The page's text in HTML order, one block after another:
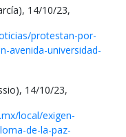
14/10/23,
protestan-por-
avenida-universidad-
14/10/23,
local/exigen-
de-la-paz-